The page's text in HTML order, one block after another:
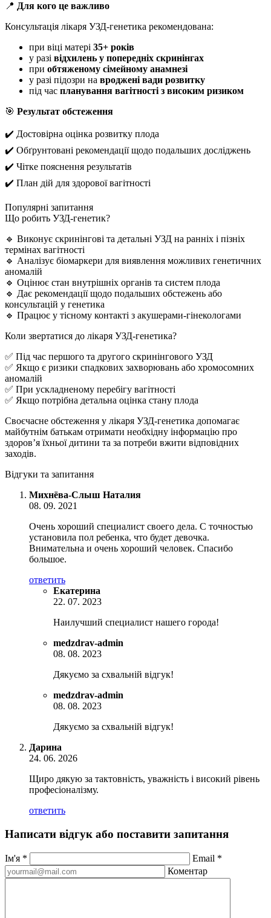
📍 Для кого це важливо
Консультація лікаря УЗД-генетика рекомендована:
при віці матері 35+ років
у разі відхилень у попередніх скринінгах
при обтяженому сімейному анамнезі
у разі підозри на вроджені вади розвитку
під час планування вагітності з високим ризиком
🎯 Результат обстеження
✔️ Достовірна оцінка розвитку плода
✔️ Обґрунтовані рекомендації щодо подальших досліджень
✔️ Чітке пояснення результатів
✔️ План дій для здорової вагітності
Популярні запитання
Що робить УЗД-генетик?
🔹 Виконує скринінгові та детальні УЗД на ранніх і пізніх
термінах вагітності
🔹 Аналізує біомаркери для виявлення можливих генетичних
аномалій
🔹 Оцінює стан внутрішніх органів та систем плода
🔹 Дає рекомендації щодо подальших обстежень або
консультацій у генетика
🔹 Працює у тісному контакті з акушерами-гінекологами
Коли звертатися до лікаря УЗД-генетика?
✅ Під час першого та другого скринінгового УЗД
✅ Якщо є ризики спадкових захворювань або хромосомних
аномалій
✅ При ускладненому перебігу вагітності
✅ Якщо потрібна детальна оцінка стану плода
Своєчасне обстеження у лікаря УЗД-генетика допомагає
майбутнім батькам отримати необхідну інформацію про
здоров’я їхньої дитини та за потреби вжити відповідних
заходів.
Відгуки та запитання
Михнёва-Слыш Наталия
08. 09. 2021
Очень хороший специалист своего дела. С точностью
установила пол ребенка, что будет девочка.
Внимательна и очень хороший человек. Спасибо
большое.
ответить
Екатерина
22. 07. 2023
Наилучший специалист нашего города!
medzdrav-admin
08. 08. 2023
Дякуємо за схвальній відгук!
medzdrav-admin
08. 08. 2023
Дякуємо за схвальній відгук!
Дарина
24. 06. 2026
Щиро дякую за тактовність, уважність і високий рівень
професіоналізму.
ответить
Написати відгук або поставити запитання
Ім'я * Email *
Коментар